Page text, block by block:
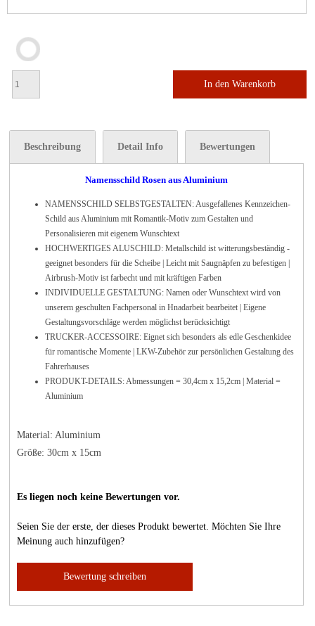
In den Warenkorb
Beschreibung Detail Info Bewertungen
Namensschild Rosen aus Aluminium
NAMENSSCHILD SELBSTGESTALTEN: Ausgefallenes Kennzeichen-
Schild aus Aluminium mit Romantik-Motiv zum Gestalten und
Personalisieren mit eigenem Wunschtext
HOCHWERTIGES ALUSCHILD: Metallschild ist witterungsbeständig -
geeignet besonders für die Scheibe | Leicht mit Saugnäpfen zu befestigen |
Airbrush-Motiv ist farbecht und mit kräftigen Farben
INDIVIDUELLE GESTALTUNG: Namen oder Wunschtext wird von
unserem geschulten Fachpersonal in Hnadarbeit bearbeitet | Eigene
Gestaltungsvorschläge werden möglichst berücksichtigt
TRUCKER-ACCESSOIRE: Eignet sich besonders als edle Geschenkidee
für romantische Momente | LKW-Zubehör zur persönlichen Gestaltung des
Fahrerhauses
PRODUKT-DETAILS: Abmessungen = 30,4cm x 15,2cm | Material =
Aluminium
Material: Aluminium
Größe: 30cm x 15cm
Es liegen noch keine Bewertungen vor.
Seien Sie der erste, der dieses Produkt bewertet. Möchten Sie Ihre
Meinung auch hinzufügen?
Bewertung schreiben